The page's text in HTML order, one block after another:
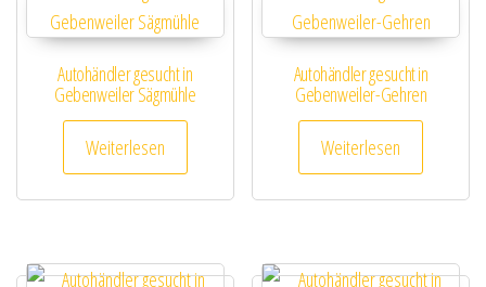
Autohändler gesucht in
Gebenweiler Sägmühle
Weiterlesen
Autohändler gesucht in
Gebenweiler-Gehren
Weiterlesen